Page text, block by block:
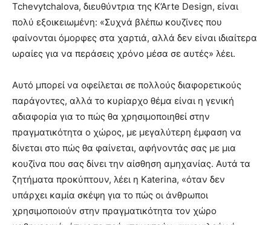
Tchevytchalova, διευθύντρια της K’Arte Design, είναι
πολύ εξοικειωμένη: «Συχνά βλέπω κουζίνες που
φαίνονται όμορφες στα χαρτιά, αλλά δεν είναι ιδιαίτερα
ωραίες για να περάσεις χρόνο μέσα σε αυτές» λέει.
Αυτό μπορεί να οφείλεται σε πολλούς διαφορετικούς
παράγοντες, αλλά το κυρίαρχο θέμα είναι η γενική
αδιαφορία για το πώς θα χρησιμοποιηθεί στην
πραγματικότητα ο χώρος, με μεγαλύτερη έμφαση να
δίνεται στο πώς θα φαίνεται, αφήνοντάς σας με μια
κουζίνα που σας δίνει την αίσθηση αμηχανίας. Αυτά τα
ζητήματα προκύπτουν, λέει η Katerina, «όταν δεν
υπάρχει καμία σκέψη για το πώς οι άνθρωποι
χρησιμοποιούν στην πραγματικότητα τον χώρο